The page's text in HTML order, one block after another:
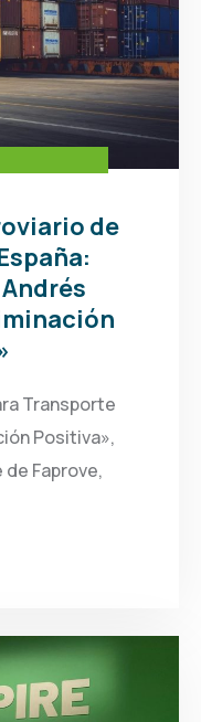
de
Transporte
Positiva»,
Faprove,